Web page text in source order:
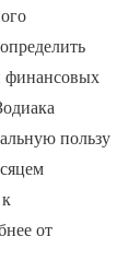
финансовых
пользу
от